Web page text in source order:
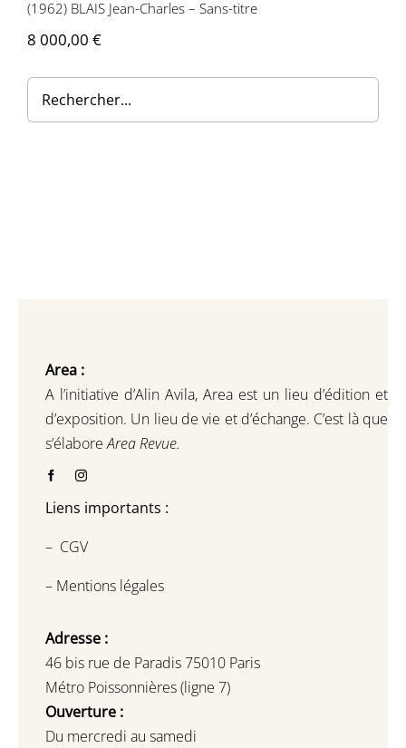
Contactez-nous
(1962) BLAIS Jean-Charles – Sans-titre
8 000,00 €
Area :
A l’initiative d’Alin Avila, Area est un lieu d’édition et
d’exposition. Un lieu de vie et d’échange. C’est là que
s’élaboreArea Revue.
Liens importants :
– CGV
– Mentions légales
Adresse :
46 bis rue de Paradis 75010 Paris
Métro Poissonnières (ligne 7)
Ouverture :
Du mercredi au samedi